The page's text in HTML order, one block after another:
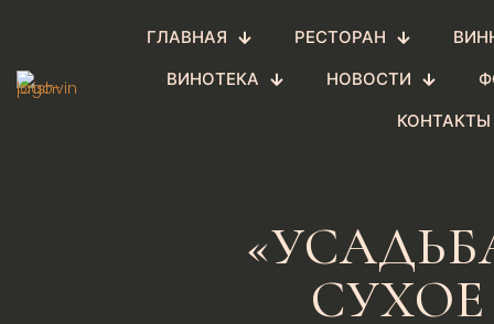
ГЛАВНАЯ РЕСТОРАН
ВИНОТЕКА
НОВОСТИ
КОНТАКТЫ